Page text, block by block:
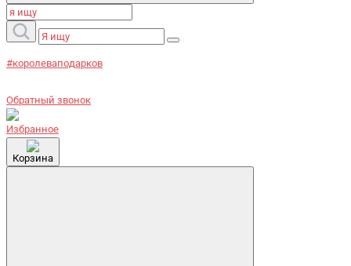
#королеваподарков
Обратный звонок
Избранное
Корзина